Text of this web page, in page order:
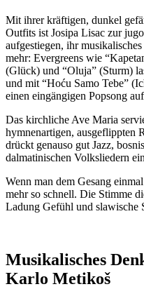
Mit ihrer kräftigen, dunkel
Outfits ist Josipa Lisac zur
aufgestiegen, ihr
mehr: Evergreens wie
(Glück) und “Oluja” (Sturm)
und mit “Hoću Samo Tebe”
einen eingängigen Popsong
Das kirchliche Ave Maria
hymnenartigen, ausgeflippten
drückt genauso gut Jazz,
dalmatinischen Volksliedern
Wenn man dem Gesang
mehr so schnell. Die Stimme
Ladung Gefühl und slawische
Musikalisches
Karlo Metikoš